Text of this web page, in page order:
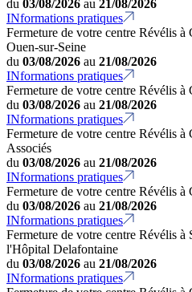
du 03/08/2026 au 21/08/2026
INformations pratiques
Fermeture de votre centre Révélis à
Ouen-sur-Seine
du 03/08/2026 au 21/08/2026
INformations pratiques
Fermeture de votre centre Révélis à
du 03/08/2026 au 21/08/2026
INformations pratiques
Fermeture de votre centre Révélis
Associés
du 03/08/2026 au 21/08/2026
INformations pratiques
Fermeture de votre centre Révélis à
du 03/08/2026 au 21/08/2026
INformations pratiques
Fermeture de votre centre Révélis
l'Hôpital Delafontaine
du 03/08/2026 au 21/08/2026
INformations pratiques